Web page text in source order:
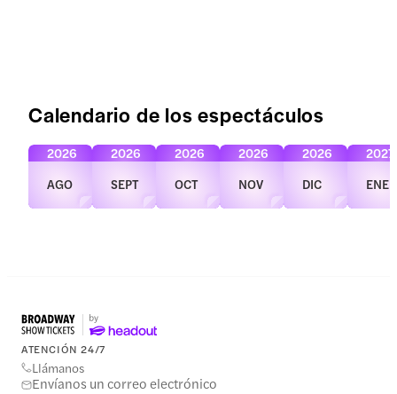
Calendario de los espectáculos
AGO
2026
SEPT
2026
OCT
2026
NOV
2026
DIC
2026
ENE
2027
ATENCIÓN 24/7
Llámanos
Envíanos un correo electrónico